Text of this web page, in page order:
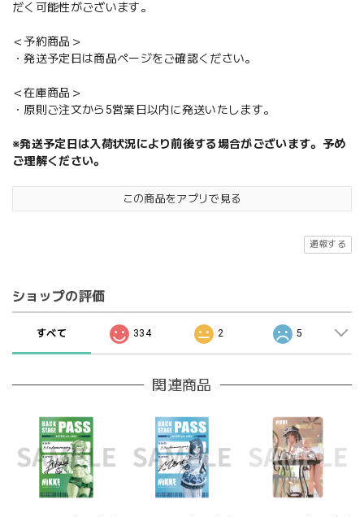
だく可能性がございます。
＜予約商品＞
・発送予定日は商品ページをご確認ください。
＜在庫商品＞
・原則ご注文から5営業日以内に発送いたします。
※発送予定日は入荷状況により前後する場合がございます。予め
ご理解ください。
この商品をアプリで見る
通報する
ショップの評価
すべて 334 2 5
関連商品